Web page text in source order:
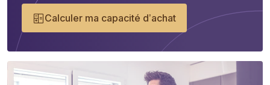
Calculer ma capacité d’achat